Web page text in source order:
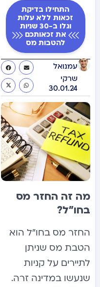
התחילו בדיקת
זכאות ללא עלות
וגלו ב-30 שניות
את זכאותכם
להטבות מס
עמנואל
שרקי
30.01.24
מה זה החזר מס
בחו”ל?
החזר מס בחו”ל הוא
הטבת מס שניתן
לתיירים על קניות
שנעשו במדינה זרה.